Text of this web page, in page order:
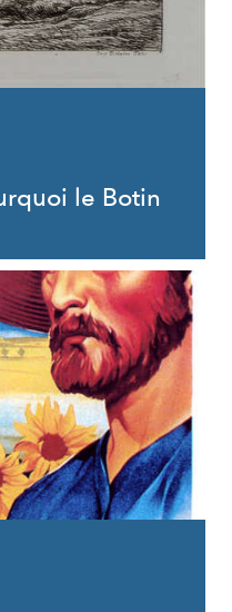
le Botin